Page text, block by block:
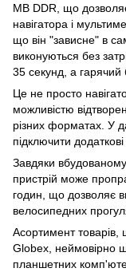
MB DDR, що
навігатора і
що він "зависне" в
виконуються без
35 секунд, а гарячий
Це не просто
можливістю
різних форматах. У
підключити
Завдяки
пристрій може
годин, що дозволяє
велосипедних
Асортимент
Globex, неймовірно
планшетних